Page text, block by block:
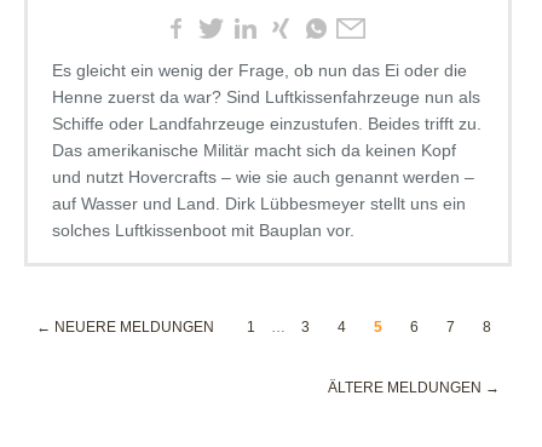
Es gleicht ein wenig der Frage, ob nun das Ei oder die
Henne zuerst da war? Sind Luftkissenfahrzeuge nun als
Schiffe oder Landfahrzeuge einzustufen. Beides trifft zu.
Das amerikanische Militär macht sich da keinen Kopf
und nutzt Hovercrafts – wie sie auch genannt werden –
auf Wasser und Land. Dirk Lübbesmeyer stellt uns ein
solches Luftkissenboot mit Bauplan vor.
← NEUERE MELDUNGEN 1 3 4 5 6 7 8
ÄLTERE MELDUNGEN →